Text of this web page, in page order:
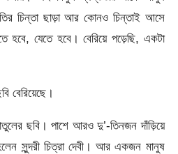
চিন্তা ছাড়া আর কোনও চিন্তাই আসে
হবে, যেতে হবে। বেরিয়ে পড়েছি, একটা
বেরিয়েছে।
ছবি। পাশে আরও দু’-তিনজন দাঁড়িয়ে
সুন্দরী চিত্রা দেবী। আর একজন মানুষ